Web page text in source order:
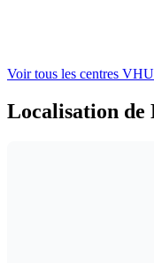
Voir tous les centres VHU
Localisation de